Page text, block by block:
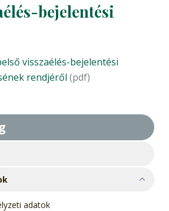
bejelentési
visszaélés-bejelentési
rendjéről (pdf)
adatok